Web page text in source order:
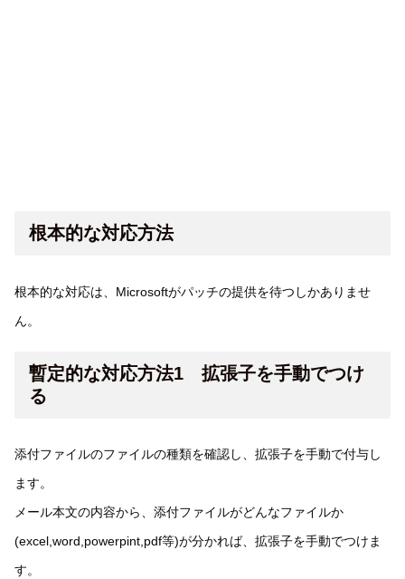
根本的な対応方法
根本的な対応は、Microsoftがパッチの提供を待つしかありませ
ん。
暫定的な対応方法1 拡張子を手動でつけ
る
添付ファイルのファイルの種類を確認し、拡張子を手動で付与し
ます。
メール本文の内容から、添付ファイルがどんなファイルか
(excel,word,powerpint,pdf等)が分かれば、拡張子を手動でつけま
す。